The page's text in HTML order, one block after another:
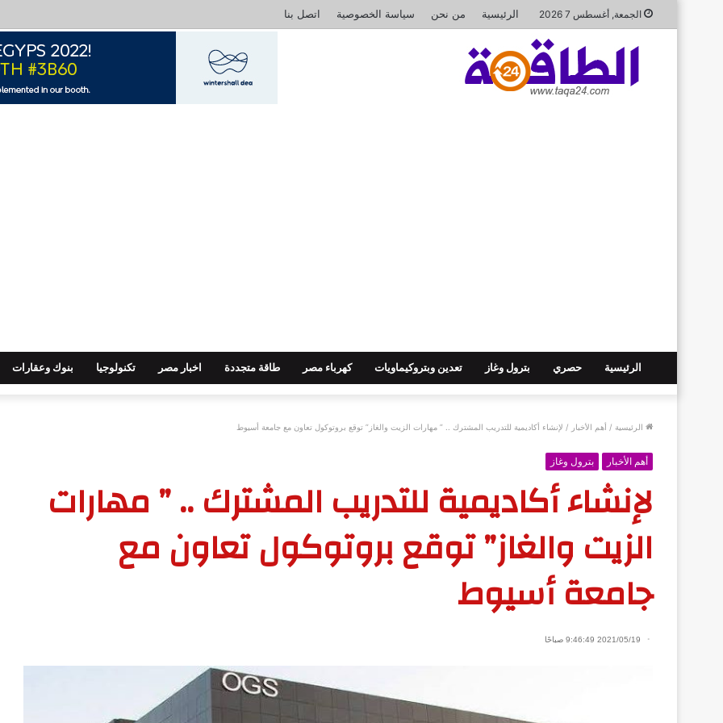
الجمعة, أغسطس 7 2026 الرئيسية من نحن سياسة الخصوصية اتصل بنا
الرئيسية حصري بترول وغاز تعدين وبتروكيماويات كهرباء مصر طاقة متجددة اخبار مصر تكنولوجيا بنوك وعقارات
الرئيسية / أهم الأخبار / لإنشاء أكاديمية للتدريب المشترك .. ” مهارات الزيت والغاز” توقع بروتوكول تعاون مع جامعة أسيوط
أهم الأخبار بترول وغاز
لإنشاء أكاديمية للتدريب المشترك .. ” مهارات
الزيت والغاز” توقع بروتوكول تعاون مع
جامعة أسيوط
2021/05/19 9:46:49 صباحًا